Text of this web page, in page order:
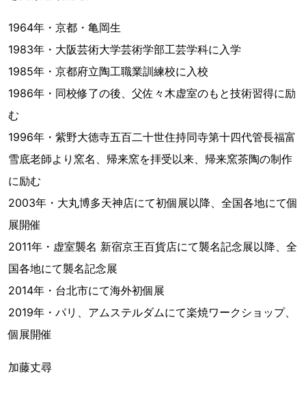
1964年・京都・亀岡生
1983年・大阪芸術大学芸術学部工芸学科に入学
1985年・京都府立陶工職業訓練校に入校
1986年・同校修了の後、父佐々木虚室のもと技術習得に励
む
1996年・紫野大徳寺五百二十世住持同寺第十四代管長福富
雪底老師より窯名、帰来窯を拝受以来、帰来窯茶陶の制作
に励む
2003年・大丸博多天神店にて初個展以降、全国各地にて個
展開催
2011年・虚室襲名 新宿京王百貨店にて襲名記念展以降、全
国各地にて襲名記念展
2014年・台北市にて海外初個展
2019年・パリ、アムステルダムにて楽焼ワークショップ、
個展開催
加藤丈尋